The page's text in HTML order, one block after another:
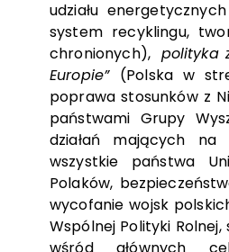
udziału
system recyklingu,
chronionych), polityka
Europie” (Polska w
poprawa stosunków z
państwami Grupy
działań mających
wszystkie państwa
Polaków,
wycofanie wojsk
Wspólnej Polityki
wśród głównych